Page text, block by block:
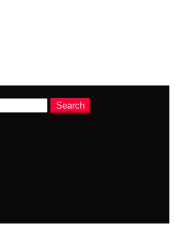
Search